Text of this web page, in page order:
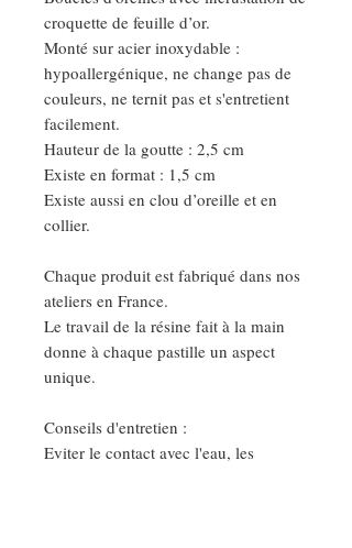
croquette de feuille d’or.
Monté sur acier inoxydable :
hypoallergénique, ne change pas de
couleurs, ne ternit pas et s'entretient
facilement.
Hauteur de la goutte : 2,5 cm
Existe en format : 1,5 cm
Existe aussi en clou d’oreille et en
collier.
Chaque produit est fabriqué dans nos
ateliers en France.
Le travail de la résine fait à la main
donne à chaque pastille un aspect
unique.
Conseils d'entretien :
Eviter le contact avec l'eau, les